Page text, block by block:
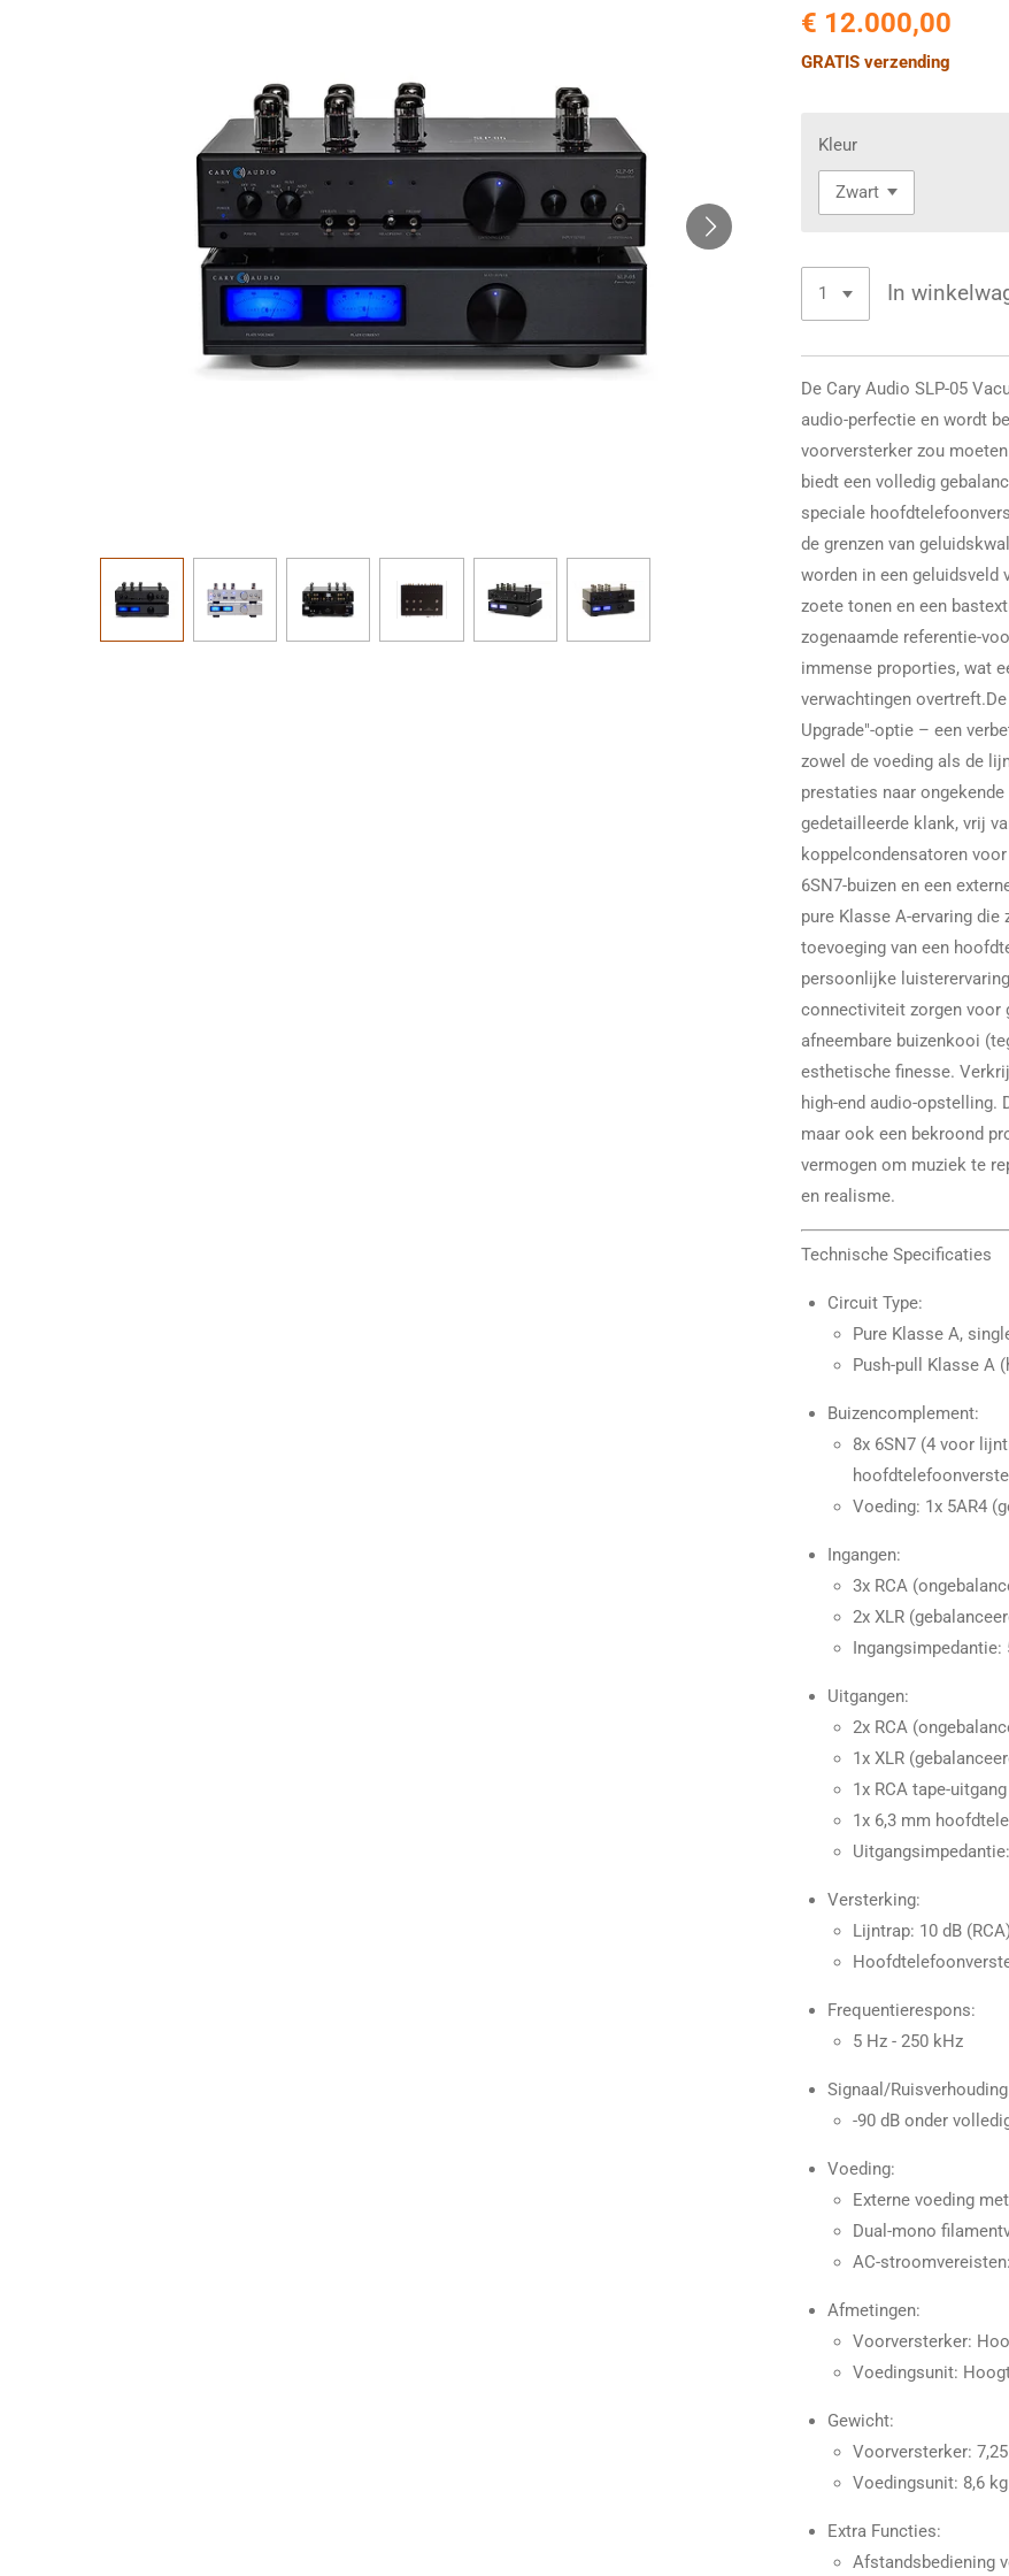
€ 12.000,00
GRATIS verzending
Kleur
In
De Cary Audio SLP-05
audio-perfectie en wordt
voorversterker zou
biedt een volledig
speciale
de grenzen van
worden in een geluidsveld
zoete tonen en een
zogenaamde referentie-
immense proporties, wat
verwachtingen overtreft.
Upgrade"-optie – een
zowel de voeding als de
prestaties naar
gedetailleerde klank, vrij
koppelcondensatoren
6SN7-buizen en een
pure Klasse A-ervaring
toevoeging van een
persoonlijke
connectiviteit zorgen voor
afneembare buizenkooi
esthetische finesse.
high-end audio-opstelling.
maar ook een bekroond
vermogen om muziek te
en realisme.
Technische Specificaties
Circuit Type:
Pure Klasse A,
Push-pull Klasse A
Buizencomplement:
8x 6SN7 (4 voor
Voeding: 1x 5AR4
Ingangen:
3x RCA
2x XLR
Ingangsimpedantie:
Uitgangen:
2x RCA
1x XLR
1x RCA tape-uitgang
1x 6,3 mm
Versterking:
Lijntrap: 10 dB
Frequentierespons:
5 Hz - 250 kHz
Signaal/
-90 dB onder
Voeding:
Externe voeding
Dual-mono
AC-
Afmetingen:
Voorversterker:
Voedingsunit:
Gewicht:
Voorversterker:
Voedingsunit: 8,6 kg
Extra Functies:
Afstandsbediening